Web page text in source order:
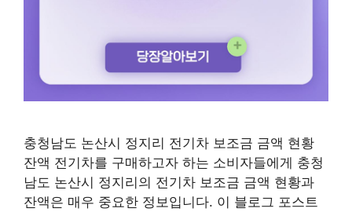
충청남도 논산시 정지리 전기차 보조금 금액 현황
잔액 전기차를 구매하고자 하는 소비자들에게 충청
남도 논산시 정지리의 전기차 보조금 금액 현황과
잔액은 매우 중요한 정보입니다. 이 블로그 포스트